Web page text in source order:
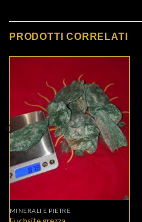
PRODOTTI CORRELATI
MINERALI E PIETRE